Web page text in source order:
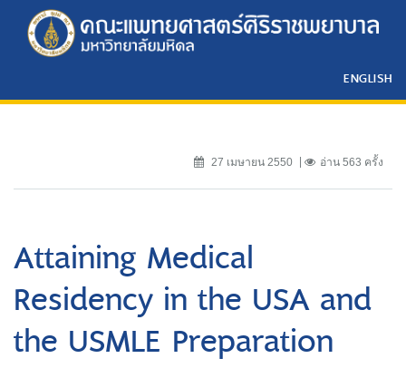
ENGLISH
27 เมษายน 2550 อ่าน 563 ครั้ง
Attaining Medical
Residency in the USA and
the USMLE Preparation